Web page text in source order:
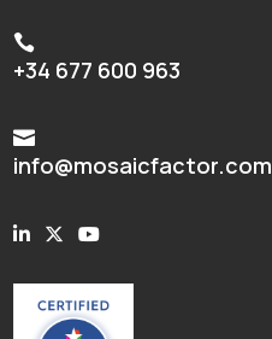

+34 677 600 963

info@mosaicfactor.com